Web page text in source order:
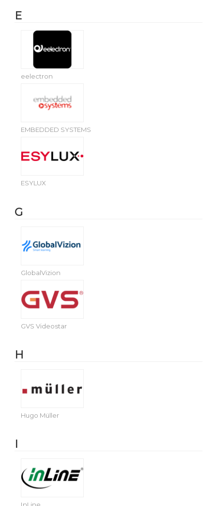
E
eelectron
EMBEDDED SYSTEMS
ESYLUX
G
GlobalVizion
GVS Videostar
H
Hugo Müller